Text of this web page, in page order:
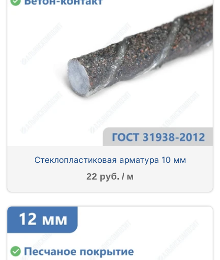
Стеклопластиковая арматура 10 мм
22 руб. / м